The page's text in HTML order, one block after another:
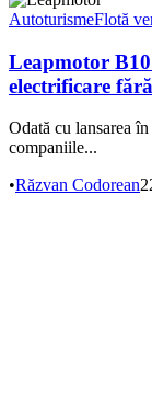
AutoturismeFlotă
Leapmotor
electrificare
Odată cu lansarea
companiile...
•Răzvan Codorean